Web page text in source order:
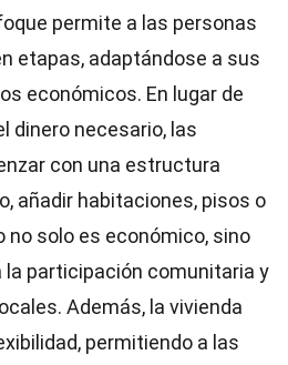
permite a las personas
etapas, adaptándose a sus
económicos. En lugar de
dinero necesario, las
con una estructura
añadir habitaciones, pisos o
no solo es económico, sino
participación comunitaria y
Además, la vivienda
permitiendo a las